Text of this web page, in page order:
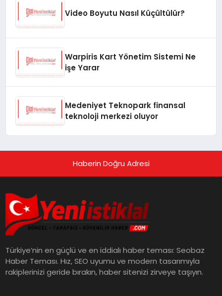
Video Boyutu Nasıl Küçültülür?
Warpiris Kart Yönetim Sistemi Ne
işe Yarar
Medeniyet Teknopark finansal
teknoloji merkezi oluyor
Haberin Doğru Adresi
Türkiye’nin en güçlü ve en iddialı haber teması: Seobaz
Haber Teması. Hız, SEO uyumu ve modern tasarımıyla
rakiplerinizi geride bırakın, haber sitenizi zirveye taşıyın.